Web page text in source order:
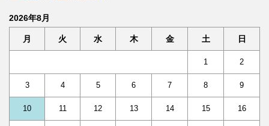
2026年8月
月 火 水 木 金 土 日
1 2
3 4 5 6 7 8 9
10 11 12 13 14 15 16